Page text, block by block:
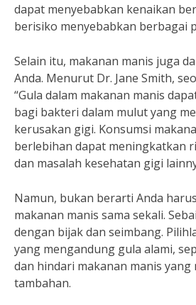
dapat menyebabkan kenaikan
berisiko menyebabkan berbagai
Selain itu, makanan manis juga
Anda. Menurut Dr. Jane Smith,
“Gula dalam makanan manis
bagi bakteri dalam mulut yang
kerusakan gigi. Konsumsi
berlebihan dapat meningkatkan
dan masalah kesehatan gigi
Namun, bukan berarti Anda
makanan manis sama sekali.
dengan bijak dan seimbang.
yang mengandung gula alami,
dan hindari makanan manis
tambahan.